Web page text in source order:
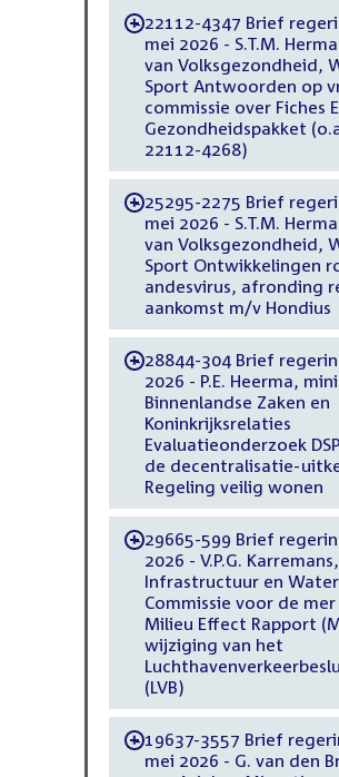
-22112-4347 Brief
mei 2026 - S.T.M.
van Volksgezondheid,
Sport Antwoorden op
commissie over Fiches
Gezondheidspakket
22112-4268)
-25295-2275 Brief
mei 2026 - S.T.M.
van Volksgezondheid,
Sport Ontwikkelingen
andesvirus, afronding
aankomst m/v Hondius
-28844-304 Brief
2026 - P.E. Heerma,
Binnenlandse Zaken en
Koninkrijksrelaties
Evaluatieonderzoek
de decentralisatie-
Regeling veilig wonen
-29665-599 Brief
2026 - V.P.G.
Infrastructuur en
Commissie voor de
Milieu Effect Rapport
wijziging van het
(LVB)
-19637-3557 Brief
mei 2026 - G. van den